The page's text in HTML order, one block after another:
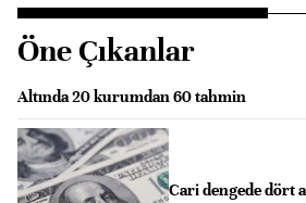
Öne Çıkanlar
Altında 20 kurumdan 60 tahmin
Cari dengede dört